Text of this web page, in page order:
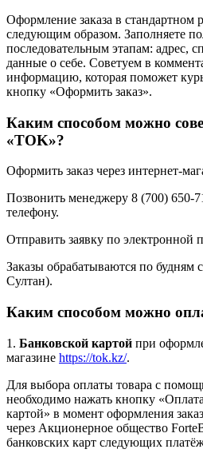
Оформление заказа в стандартном
следующим образом. Заполняете
последовательным этапам: адрес,
данные о себе. Советуем в
информацию, которая поможет
кнопку «Оформить заказ».
Каким способом можно
«TOK»?
Оформить заказ через интернет-
Позвонить менеджеру 8 (700) 650-
телефону.
Отправить заявку по электронной
Заказы обрабатываются по будням
Султан).
Каким способом можно
1. Банковской картой при
магазине https://tok.kz/.
Для выбора оплаты товара с
необходимо нажать кнопку «Оплата
картой» в момент оформления
через Акционерное общество
банковских карт следующих